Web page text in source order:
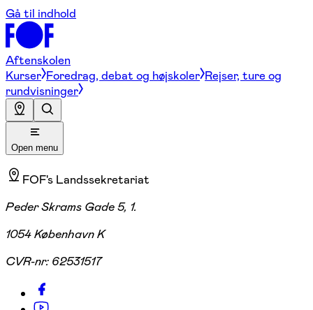
Gå til indhold
Aftenskolen
Kurser Foredrag, debat og højskoler Rejser, ture og
rundvisninger
Open menu
FOF's Landssekretariat
Peder Skrams Gade 5, 1.
1054 København K
CVR-nr: 62531517